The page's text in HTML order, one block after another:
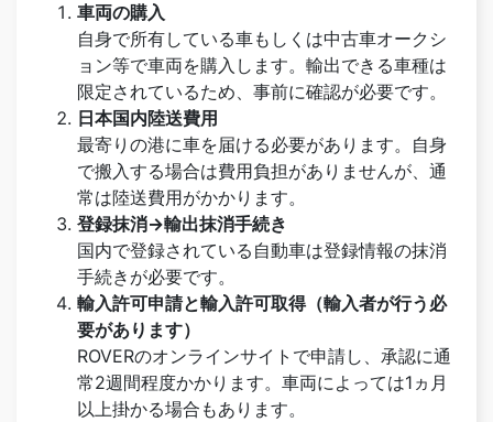
車両の購入
自身で所有している車もしくは中古車オークシ
ョン等で車両を購入します。輸出できる車種は
限定されているため、事前に確認が必要です。
日本国内陸送費用
最寄りの港に車を届ける必要があります。自身
で搬入する場合は費用負担がありませんが、通
常は陸送費用がかかります。
登録抹消→輸出抹消手続き
国内で登録されている自動車は登録情報の抹消
手続きが必要です。
輸入許可申請と輸入許可取得（輸入者が行う必
要があります）
ROVERのオンラインサイトで申請し、承認に通
常2週間程度かかります。車両によっては1ヵ月
以上掛かる場合もあります。